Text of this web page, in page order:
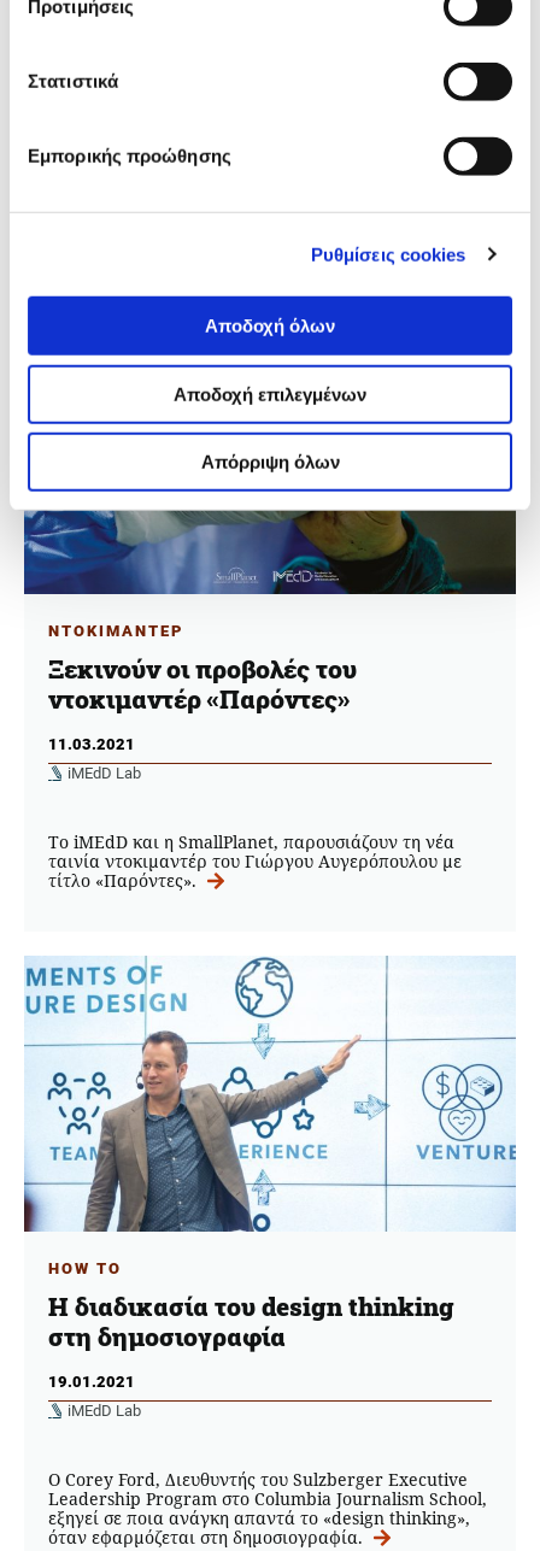
Προτιμήσεις
Στατιστικά
Εμπορικής προώθησης
Ρυθμίσεις cookies
Αποδοχή όλων
Αποδοχή επιλεγμένων
Απόρριψη όλων
Συνέντευξη με τον Fred Muench για
τις εξαρτήσεις εν μέσω πανδημίας
ΝΤΟΚΙΜΑΝΤΕΡ
Ξεκινούν οι προβολές του
ντοκιμαντέρ «Παρόντες»
11.03.2021
iMEdD Lab
Tο iMEdD και η SmallPlanet, παρουσιάζουν τη νέα
ταινία ντοκιμαντέρ του Γιώργου Αυγερόπουλου με
τίτλο «Παρόντες».
HOW TO
Η διαδικασία του design thinking
στη δημοσιογραφία
19.01.2021
iMEdD Lab
O Corey Ford, Διευθυντής του Sulzberger Executive
Leadership Program στο Columbia Journalism School,
εξηγεί σε ποια ανάγκη απαντά το «design thinking»,
όταν εφαρμόζεται στη δημοσιογραφία.